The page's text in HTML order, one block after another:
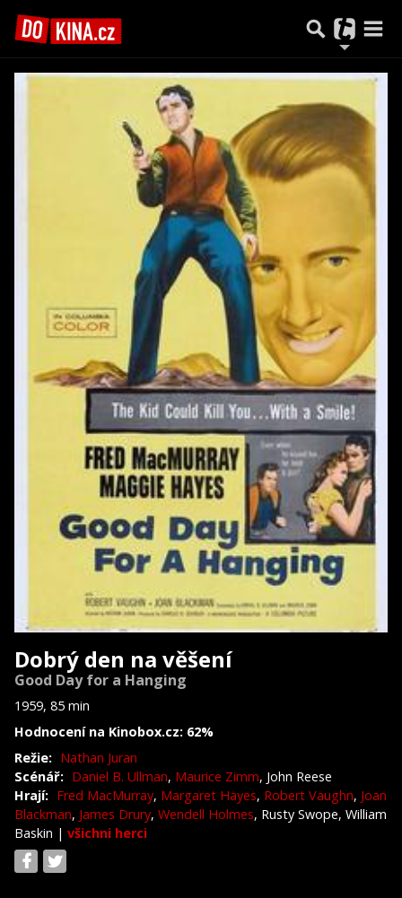
Dobrý den na věšení
Good Day for a Hanging
1959, 85 min
Hodnocení na Kinobox.cz: 62%
Režie: Nathan Juran
Scénář: Daniel B. Ullman, Maurice Zimm, John Reese
Hrají: Fred MacMurray, Margaret Hayes, Robert Vaughn, Joan
Blackman, James Drury, Wendell Holmes, Rusty Swope, William
Baskin | všichni herci